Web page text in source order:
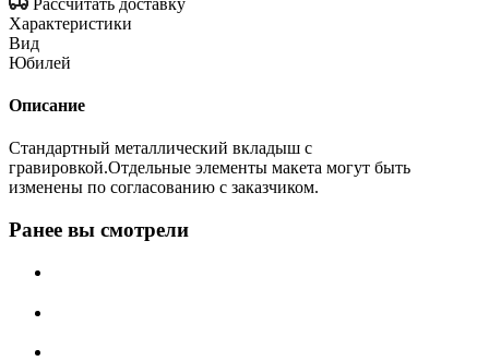
Характеристики
Вид
Юбилей
Описание
Стандартный металлический вкладыш с
гравировкой.Отдельные элементы макета могут быть
изменены по согласованию с заказчиком.
Ранее вы смотрели